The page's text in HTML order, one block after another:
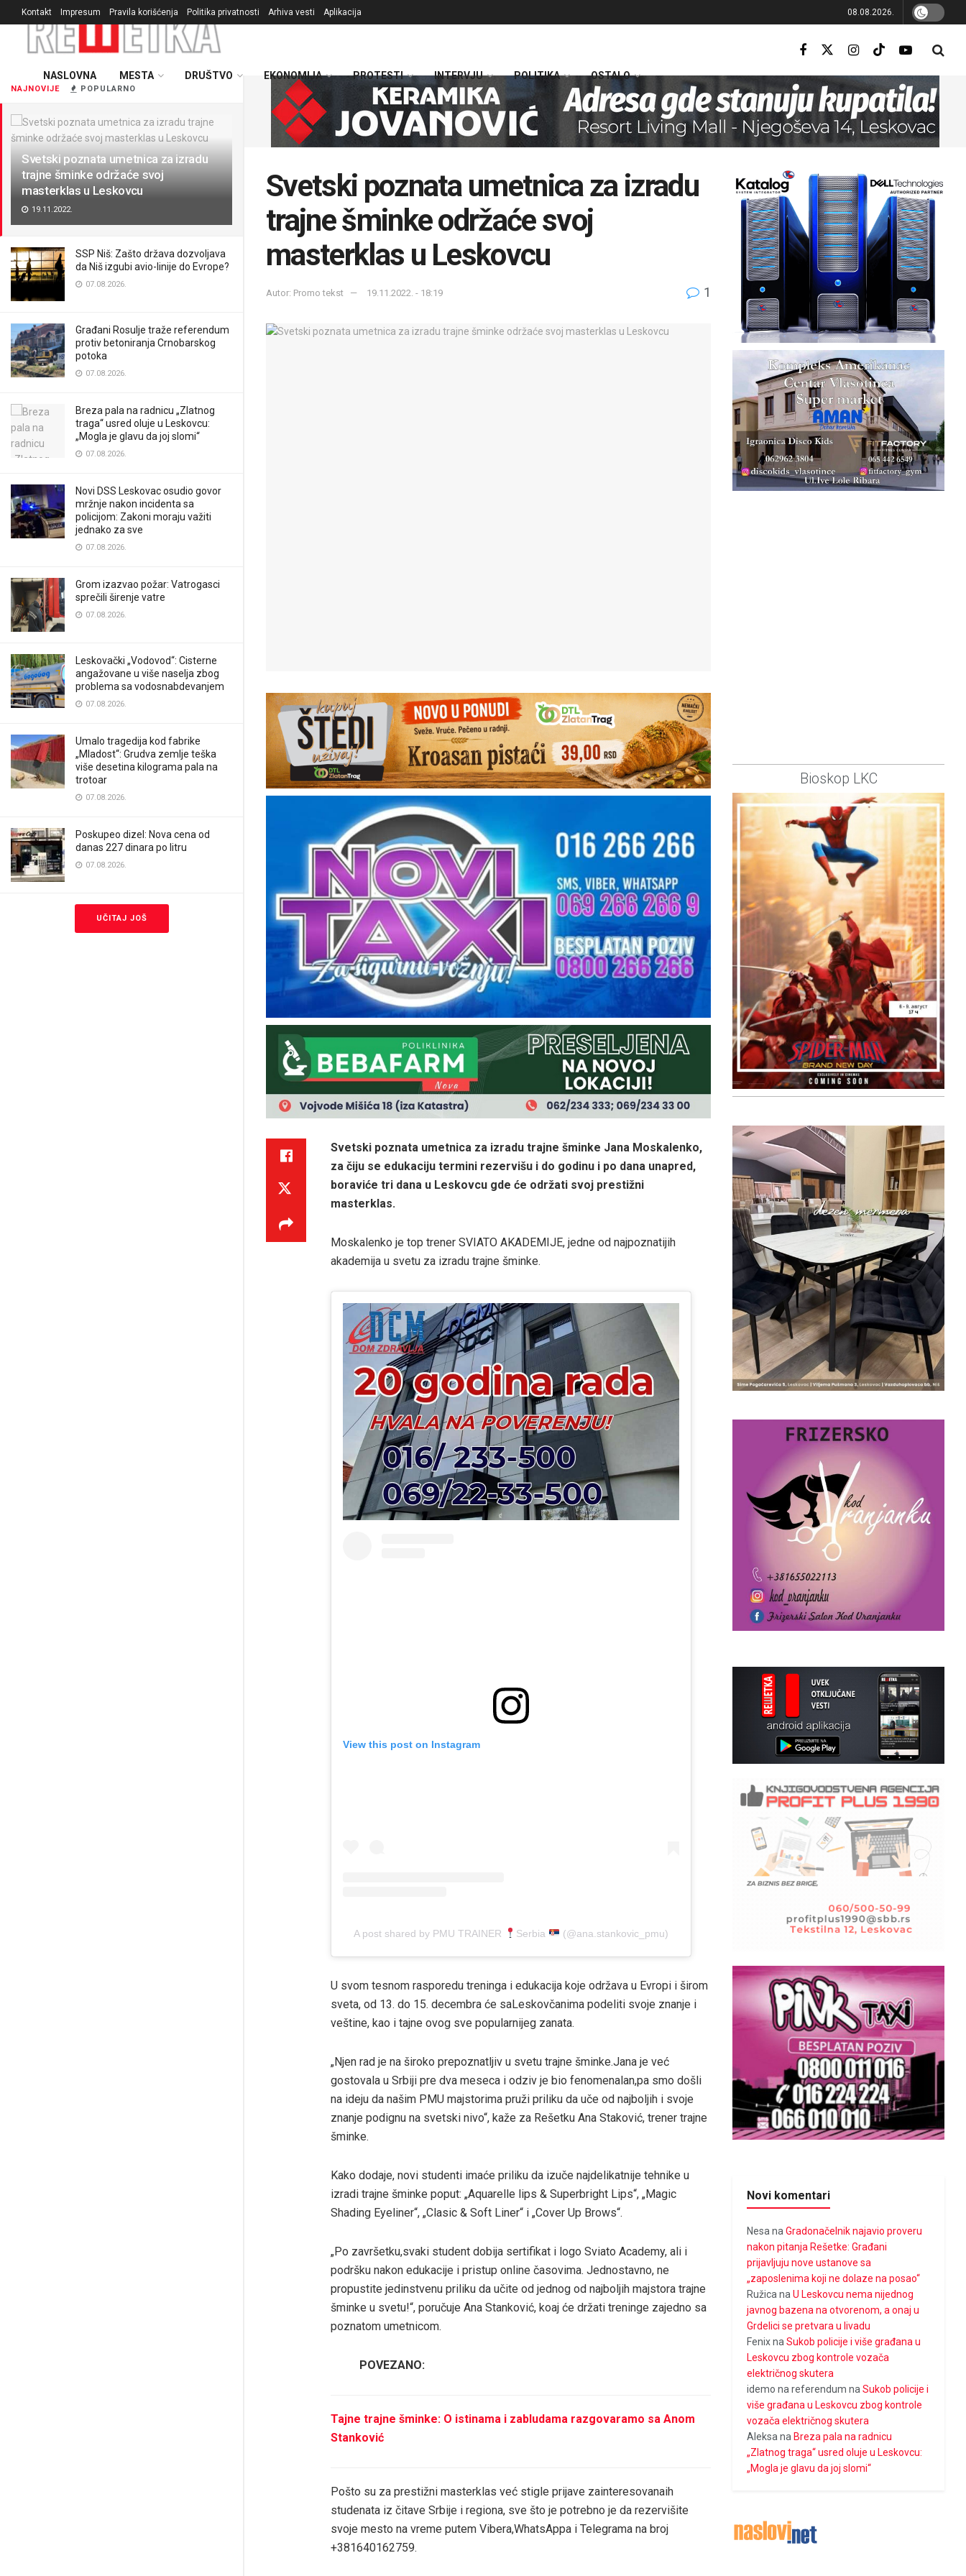
NAJNOVIJE POPULARNO
Svetski poznata umetnica za izradu
trajne šminke održaće svoj
masterklas u Leskovcu
19.11.2022.
SSP Niš: Zašto država dozvoljava
da Niš izgubi avio-linije do Evrope?
07.08.2026.
Građani Rosulje traže referendum
protiv betoniranja Crnobarskog
potoka
07.08.2026.
Breza pala na radnicu „Zlatnog
traga“ usred oluje u Leskovcu:
„Mogla je glavu da joj slomi“
07.08.2026.
Novi DSS Leskovac osudio govor
mržnje nakon incidenta sa
policijom: Zakoni moraju važiti
jednako za sve
07.08.2026.
Grom izazvao požar: Vatrogasci
sprečili širenje vatre
07.08.2026.
Leskovački „Vodovod“: Cisterne
angažovane u više naselja zbog
problema sa vodosnabdevanjem
07.08.2026.
Umalo tragedija kod fabrike
„Mladost“: Grudva zemlje teška
više desetina kilograma pala na
trotoar
07.08.2026.
Poskupeo dizel: Nova cena od
danas 227 dinara po litru
07.08.2026.
UČITAJ JOŠ
Kontakt Impresum Pravila korišćenja Politika privatnosti Arhiva vesti Aplikacija 08.08.2026.
NASLOVNA MESTA DRUŠTVO EKONOMIJA PROTESTI INTERVJU POLITIKA OSTALO
Svetski poznata umetnica za izradu
trajne šminke održaće svoj
masterklas u Leskovcu
Autor: Promo tekst 19.11.2022. - 18:19 1
Svetski poznata umetnica za izradu trajne šminke Jana Moskalenko,
za čiju se edukaciju termini rezervišu i do godinu i po dana unapred,
boraviće tri dana u Leskovcu gde će održati svoj prestižni
masterklas.
Moskalenko je top trener SVIATO AKADEMIJE, jedne od najpoznatijih
akademija u svetu za izradu trajne šminke.
View this post on Instagram
A post shared by PMU TRAINER Serbia (@ana.stankovic_pmu)
U svom tesnom rasporedu treninga i edukacija koje održava u Evropi i širom
sveta, od 13. do 15. decembra će saLeskovčanima podeliti svoje znanje i
veštine, kao i tajne ovog sve popularnijeg zanata.
„Njen rad je na široko prepoznatljiv u svetu trajne šminke.Jana je već
gostovala u Srbiji pre dva meseca i odziv je bio fenomenalan,pa smo došli
na ideju da našim PMU majstorima pruži priliku da uče od najboljih i svoje
znanje podignu na svetski nivo“, kaže za Rešetku Ana Staković, trener trajne
šminke.
Kako dodaje, novi studenti imaće priliku da izuče najdelikatnije tehnike u
izradi trajne šminke poput: „Aquarelle lips & Superbright Lips“, „Magic
Shading Eyeliner“, „Clasic & Soft Liner“ i „Cover Up Brows“.
„Po završetku,svaki student dobija sertifikat i logo Sviato Academy, ali i
podršku nakon edukacije i pristup online časovima. Jednostavno, ne
propustite jedinstvenu priliku da učite od jednog od najboljih majstora trajne
šminke u svetu!“, poručuje Ana Stanković, koaj će držati treninge zajedno sa
poznatom umetnicom.
POVEZANO:
Tajne trajne šminke: O istinama i zabludama razgovaramo sa Anom
Stanković
Pošto su za prestižni masterklas već stigle prijave zainteresovanaih
studenata iz čitave Srbije i regiona, sve što je potrebno je da rezervišite
svoje mesto na vreme putem Vibera,WhatsAppa i Telegrama na broj
+381640162759.
Bioskop LKC
Novi komentari
Nesa naGradonačelnik najavio proveru
nakon pitanja Rešetke: Građani
prijavljuju nove ustanove sa
„zaposlenima koji ne dolaze na posao“
Ružica naU Leskovcu nema nijednog
javnog bazena na otvorenom, a onaj u
Grdelici se pretvara u livadu
FenixnaSukob policije i više građana u
Leskovcu zbog kontrole vozača
električnog skutera
idemo na referendum naSukob policije i
više građana u Leskovcu zbog kontrole
vozača električnog skutera
Aleksa na Breza pala na radnicu
„Zlatnog traga“ usred oluje u Leskovcu:
„Mogla je glavu da joj slomi“